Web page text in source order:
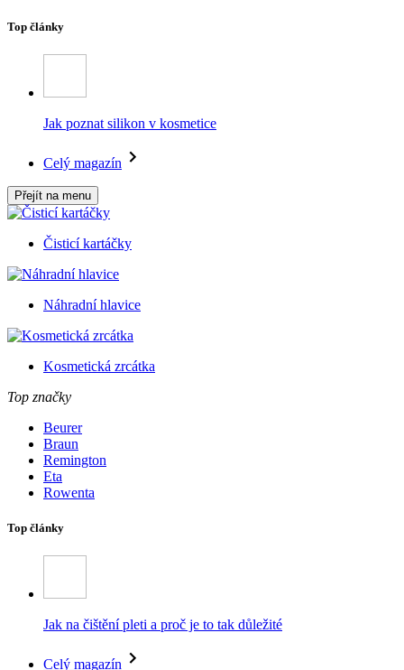
Top články
Jak poznat silikon v kosmetice
Celý magazín
Přejít na menu
Čisticí kartáčky
Náhradní hlavice
Kosmetická zrcátka
Top značky
Beurer
Braun
Remington
Eta
Rowenta
Top články
Jak na čištění pleti a proč je to tak důležité
Celý magazín